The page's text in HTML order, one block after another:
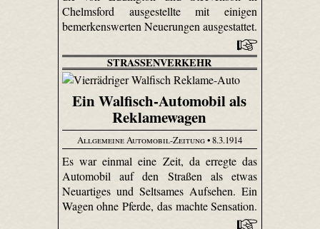
Chelmsford ausgestellte mit einigen
bemerkenswerten Neuerungen ausgestattet.
STRASSENVERKEHR
Ein Walfisch-Automobil als
Reklamewagen
Allgemeine Automobil-Zeitung• 8.3.1914
Es war einmal eine Zeit, da erregte das
Automobil auf den Straßen als etwas
Neuartiges und Seltsames Aufsehen. Ein
Wagen ohne Pferde, das machte Sensation.